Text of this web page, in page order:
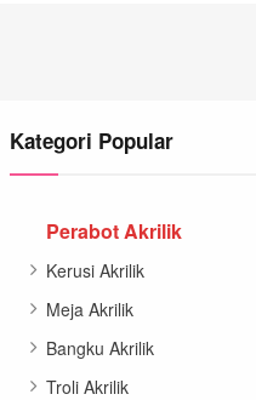
Kategori Popular
Perabot Akrilik
Kerusi Akrilik
Meja Akrilik
Bangku Akrilik
Troli Akrilik